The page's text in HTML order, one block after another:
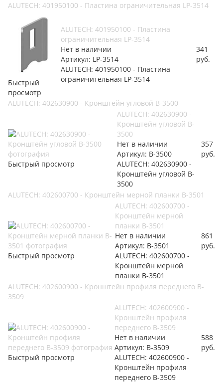
ALUTECH: 401950100 - Пластина ограничительная LP-3514
Быстрый
просмотр
ALUTECH: 401950100 - Пластина
ограничительная LP-3514
Нет в наличии
Артикул: LP-3514
ALUTECH: 401950100 - Пластина
ограничительная LP-3514
341
руб.
ALUTECH: 402630900 - Кронштейн угловой B-3500
Быстрый просмотр
ALUTECH: 402630900 -
Кронштейн угловой B-
3500
Нет в наличии
Артикул: B-3500
ALUTECH: 402630900 -
Кронштейн угловой B-
3500
357
руб.
ALUTECH: 402600700 - Кронштейн мерной планки B-3501
Быстрый просмотр
ALUTECH: 402600700 -
Кронштейн мерной
планки B-3501
Нет в наличии
Артикул: B-3501
ALUTECH: 402600700 -
Кронштейн мерной
планки B-3501
861
руб.
ALUTECH: 402600900 - Кронштейн профиля переднего B-
3509
Быстрый просмотр
ALUTECH: 402600900 -
Кронштейн профиля
переднего B-3509
Нет в наличии
Артикул: B-3509
ALUTECH: 402600900 -
Кронштейн профиля
переднего B-3509
588
руб.